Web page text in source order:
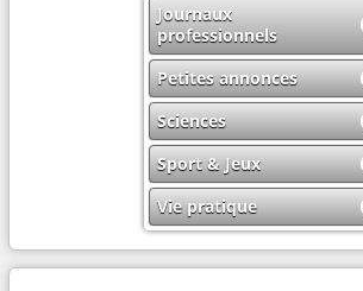
Journaux
professionnels
Petites annonces
Sciences
Sport & Jeux
Vie pratique